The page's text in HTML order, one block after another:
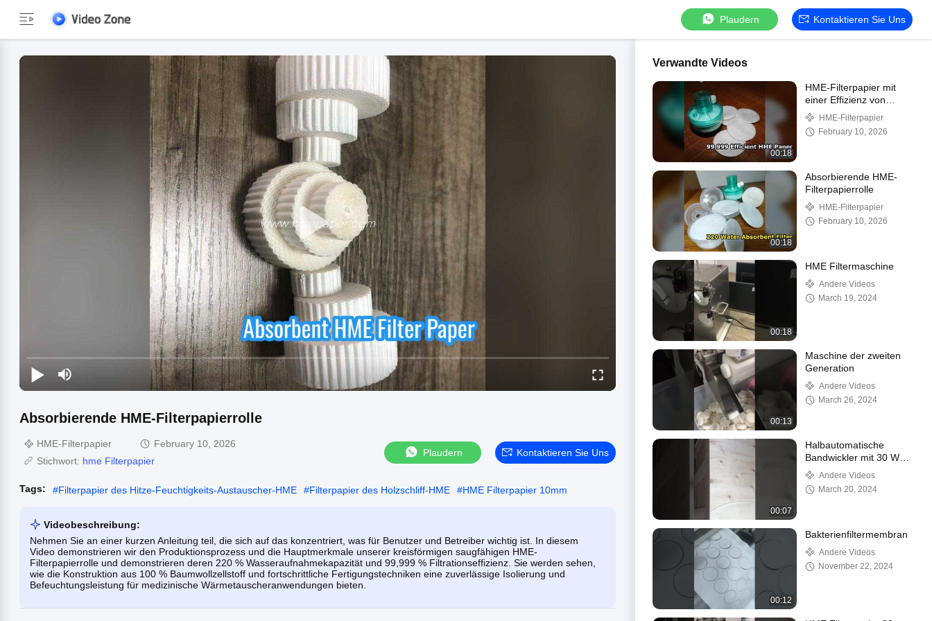
Plaudern Kontaktieren Sie Uns
Absorbierende HME-Filterpapierrolle
HME-Filterpapier
February 10, 2026
Stichwort: hme Filterpapier
Plaudern Kontaktieren Sie Uns
Tags: #Filterpapier des Hitze-Feuchtigkeits-Austauscher-HME #Filterpapier des Holzschliff-HME #HME Filterpapier 10mm
Videobeschreibung:
Nehmen Sie an einer kurzen Anleitung teil, die sich auf das konzentriert, was für Benutzer und Betreiber wichtig ist. In diesem
Video demonstrieren wir den Produktionsprozess und die Hauptmerkmale unserer kreisförmigen saugfähigen HME-
Filterpapierrolle und demonstrieren deren 220 % Wasseraufnahmekapazität und 99,999 % Filtrationseffizienz. Sie werden sehen,
wie die Konstruktion aus 100 % Baumwollzellstoff und fortschrittliche Fertigungstechniken eine zuverlässige Isolierung und
Befeuchtungsleistung für medizinische Wärmetauscheranwendungen bieten.
Verwandte Videos
00:18
HME-Filterpapier mit
einer Effizienz von
99,999 % und einer
Wasseraufnahme von
220 %
HME-Filterpapier
February 10, 2026
00:18
Absorbierende HME-
Filterpapierrolle
HME-Filterpapier
February 10, 2026
00:18
HME Filtermaschine
Andere Videos
March 19, 2024
00:13
Maschine der zweiten
Generation
Andere Videos
March 26, 2024
00:07
Halbautomatische
Bandwickler mit 30 Watt
und SUS304 SHELL
Andere Videos
March 20, 2024
00:12
Bakterienfiltermembran
Andere Videos
November 22, 2024